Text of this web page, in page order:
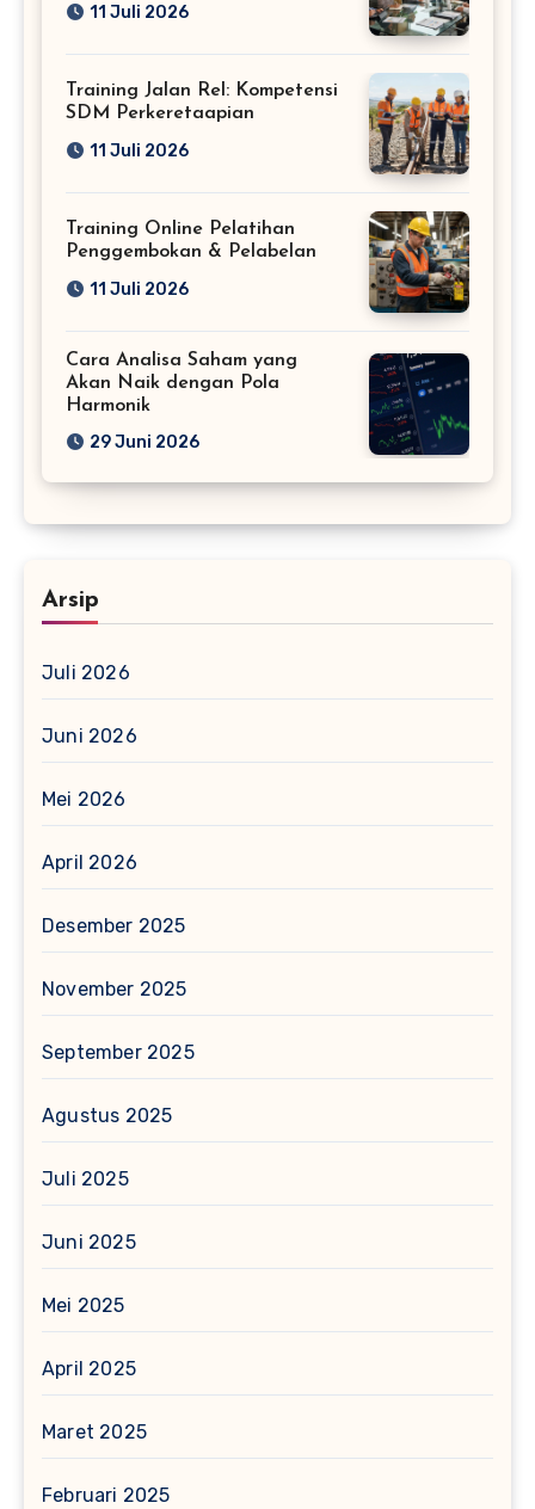
11 Juli 2026
Training Jalan Rel: Kompetensi
SDM Perkeretaapian
11 Juli 2026
Training Online Pelatihan
Penggembokan & Pelabelan
11 Juli 2026
Cara Analisa Saham yang
Akan Naik dengan Pola
Harmonik
29 Juni 2026
Arsip
Juli 2026
Juni 2026
Mei 2026
April 2026
Desember 2025
November 2025
September 2025
Agustus 2025
Juli 2025
Juni 2025
Mei 2025
April 2025
Maret 2025
Februari 2025